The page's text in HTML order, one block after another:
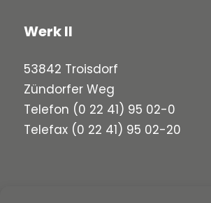
Werk II
53842 Troisdorf
Zündorfer Weg
Telefon (0 22 41) 95 02-0
Telefax (0 22 41) 95 02-20